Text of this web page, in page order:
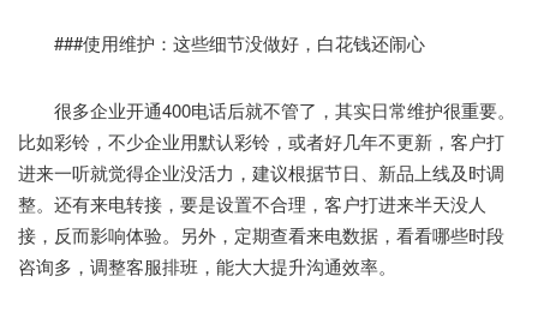
###使用维护：这些细节没做好，白花钱还闹心
很多企业开通400电话后就不管了，其实日常维护很重要。
比如彩铃，不少企业用默认彩铃，或者好几年不更新，客户打
进来一听就觉得企业没活力，建议根据节日、新品上线及时调
整。还有来电转接，要是设置不合理，客户打进来半天没人
接，反而影响体验。另外，定期查看来电数据，看看哪些时段
咨询多，调整客服排班，能大大提升沟通效率。